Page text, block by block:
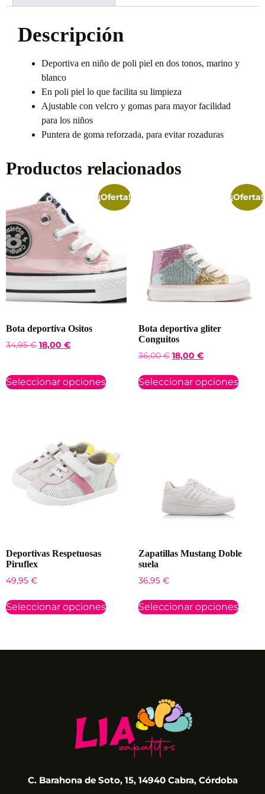
Descripción
Deportiva en niño de poli piel en dos tonos, marino y
blanco
En poli piel lo que facilita su limpieza
Ajustable con velcro y gomas para mayor facilidad
para los niños
Puntera de goma reforzada, para evitar rozaduras
Productos relacionados
¡Oferta!
Bota deportiva Ositos
34,95€ 18,00 €
Seleccionar opciones
¡Oferta!
Bota deportiva gliter
Conguitos
36,00€ 18,00 €
Seleccionar opciones
Deportivas Respetuosas
Piruflex
49,95 €
Seleccionar opciones
Zapatillas Mustang Doble
suela
36,95 €
Seleccionar opciones
C. Barahona de Soto, 15, 14940 Cabra, Córdoba